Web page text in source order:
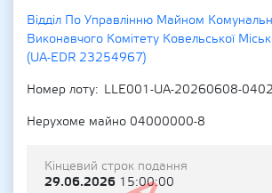
Відділ По Управлінню Майном
Виконавчого Комітету Ковельської
(UA-EDR 23254967)
Номер лоту
LLE001-UA-20260608-
Нерухоме майно 04000000-8
Кінцевий строк подання
29.06.2026 15:00:00